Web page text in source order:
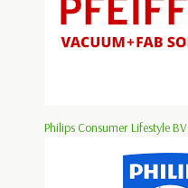
Philips Consumer Lifestyle BV